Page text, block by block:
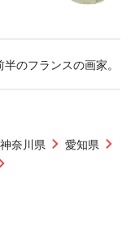
のフランスの画家。
神奈川県
愛知県